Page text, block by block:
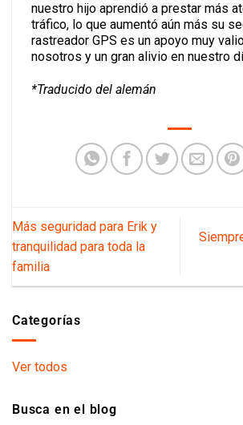
Además, al usar el rastreador GPS
nuestro hijo aprendió a prestar más
tráfico, lo que aumentó aún más su
rastreador GPS es un apoyo muy
Más seguridad para Erik y
tranquilidad para toda la familia
Categorías
Ver todos
Busca en el blog